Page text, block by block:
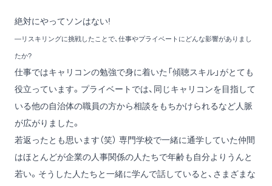
絶対にやってソンはない!
―リスキリングに挑戦したことで、仕事やプライベートにどんな影響がありまし
たか?
仕事ではキャリコンの勉強で身に着いた「傾聴スキル」がとても
役立っています。プライベートでは、同じキャリコンを目指して
いる他の自治体の職員の方から相談をもちかけられるなど人脈
が広がりました。
若返ったとも思います（笑） 専門学校で一緒に通学していた仲間
はほとんどが企業の人事関係の人たちで年齢も自分よりうんと
若い。そうした人たちと一緒に学んで話していると、さまざまな